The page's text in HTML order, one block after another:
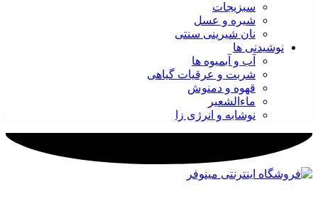
سبزیجات
شیره و عسل
نان شیرینی سنتی
نوشیدنی ها
آب و آبمیوه ها
شربت و عرقیات گیاهی
قهوه و دمنوش
ماءالشعیر
نوشابه و انرژی زا